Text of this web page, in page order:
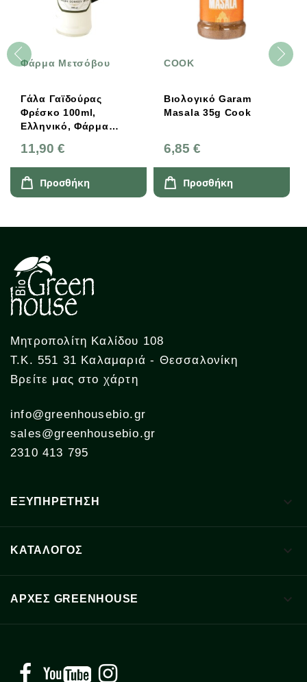
Φάρμα Μετσόβου
Γάλα Γαϊδούρας
Φρέσκο 100ml,
Ελληνικό, Φάρμα
11,90 €
Προσθήκη
COOK
Βιολογικό Garam
Masala 35g Cook
6,85 €
Προσθήκη
Μητροπολίτη Καλίδου 108
Τ.Κ. 551 31 Καλαμαριά - Θεσσαλονίκη
Βρείτε μας στο χάρτη
info@greenhousebio.gr
sales@greenhousebio.gr
2310 413 795
ΕΞΥΠΗΡΕΤΗΣΗ 
ΚΑΤΑΛΟΓΟΣ 
ΑΡΧΈΣ GREENHOUSE 
Facebook YouTube